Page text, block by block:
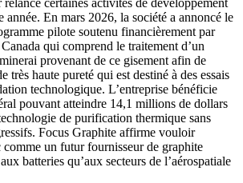
année. En mars 2026, la société a annoncé le
pilote soutenu financièrement par
qui comprend le traitement d’un
provenant de ce gisement afin de
très haute pureté qui est destiné à des essais
technologique. L’entreprise bénéficie
pouvant atteindre 14,1 millions de dollars
de purification thermique sans
Focus Graphite affirme vouloir
un futur fournisseur de graphite
batteries qu’aux secteurs de l’aérospatiale